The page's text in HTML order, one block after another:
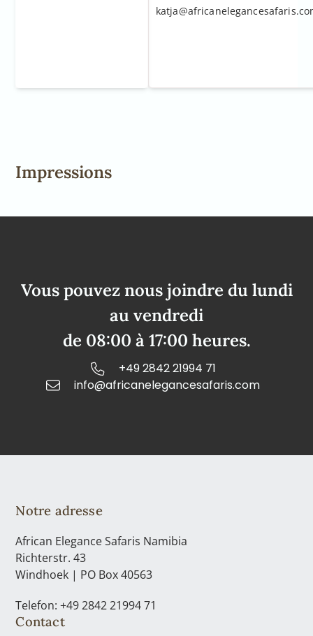
Impressions
Vous pouvez nous joindre du lundi
au vendredi
de 08:00 à 17:00 heures.
+49 2842 21994 71
info@africanelegancesafaris.com
Notre adresse
African Elegance Safaris Namibia
Richterstr. 43
Windhoek | PO Box 40563
Telefon: +49 2842 21994 71
Contact